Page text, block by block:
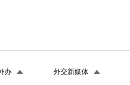
办 外交新媒体